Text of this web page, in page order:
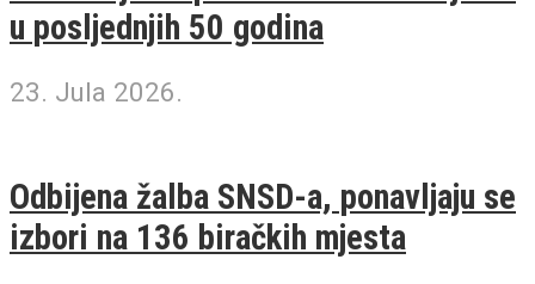
u posljednjih 50 godina
23. Jula 2026.
Odbijena žalba SNSD-a, ponavljaju se
izbori na 136 biračkih mjesta